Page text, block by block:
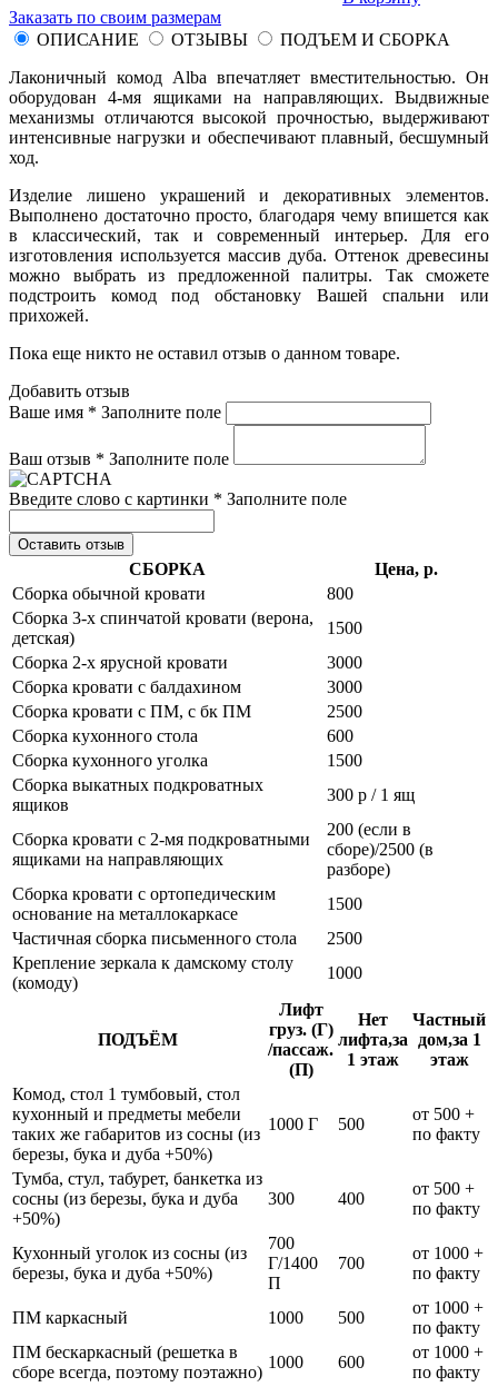
Заказать по своим размерам
ОПИСАНИЕ
ОТЗЫВЫ
ПОДЪЕМ И СБОРКА
Лаконичный комод Alba впечатляет вместительностью. Он
оборудован 4-мя ящиками на направляющих. Выдвижные
механизмы отличаются высокой прочностью, выдерживают
интенсивные нагрузки и обеспечивают плавный, бесшумный
ход.
Изделие лишено украшений и декоративных элементов.
Выполнено достаточно просто, благодаря чему впишется как
в классический, так и современный интерьер. Для его
изготовления используется массив дуба. Оттенок древесины
можно выбрать из предложенной палитры. Так сможете
подстроить комод под обстановку Вашей спальни или
прихожей.
Пока еще никто не оставил отзыв о данном товаре.
Добавить отзыв
Ваше имя * Заполните поле
Ваш отзыв * Заполните поле
Введите слово с картинки * Заполните поле
Оставить отзыв
СБОРКА
Цена, р.
Сборка обычной кровати
800
Сборка 3-х спинчатой кровати (верона,
детская)
1500
Сборка 2-х ярусной кровати
3000
Сборка кровати с балдахином
3000
Сборка кровати с ПМ, с бк ПМ
2500
Сборка кухонного стола
600
Сборка кухонного уголка
1500
Сборка выкатных подкроватных
ящиков
300 р / 1 ящ
Сборка кровати с 2-мя подкроватными
ящиками на направляющих
200 (если в
сборе)/2500 (в
разборе)
Сборка кровати с ортопедическим
основание на металлокаркасе
1500
Частичная сборка письменного стола
2500
Крепление зеркала к дамскому столу
(комоду)
1000
ПОДЪЁМ
Лифт
груз. (Г)
/пассаж.
(П)
Нет
лифта,за
1 этаж
Частный
дом,за 1
этаж
Комод, стол 1 тумбовый, стол
кухонный и предметы мебели
таких же габаритов из сосны (из
березы, бука и дуба +50%)
1000 Г 500
от 500 +
по факту
Тумба, стул, табурет, банкетка из
сосны (из березы, бука и дуба
+50%)
300 400
от 500 +
по факту
Кухонный уголок из сосны (из
березы, бука и дуба +50%)
700
Г/1400
П
700
от 1000 +
по факту
ПМ каркасный 1000 500
от 1000 +
по факту
ПМ бескаркасный (решетка в
сборе всегда, поэтому поэтажно)
1000 600
от 1000 +
по факту